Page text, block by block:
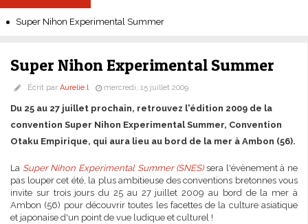
Super Nihon Experimental Summer
Super Nihon Experimental Summer
Écrit par Aurelie.l mercredi, 15 juillet 2009
Du 25 au 27 juillet prochain, retrouvez l'édition 2009 de la
convention Super Nihon Experimental Summer, Convention
Otaku Empirique, qui aura lieu au bord de la mer à Ambon (56).
La Super Nihon Experimental Summer (SNES)sera l'évènement à ne
pas louper cet été, la plus ambitieuse des conventions bretonnes vous
invite sur trois jours du 25 au 27 juillet 2009 au bord de la mer à
Ambon (56) pour découvrir toutes les facettes de la culture asiatique
et japonaise d'un point de vue ludique et culturel !